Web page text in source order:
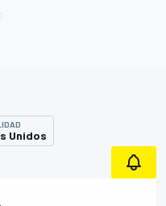
Unidos